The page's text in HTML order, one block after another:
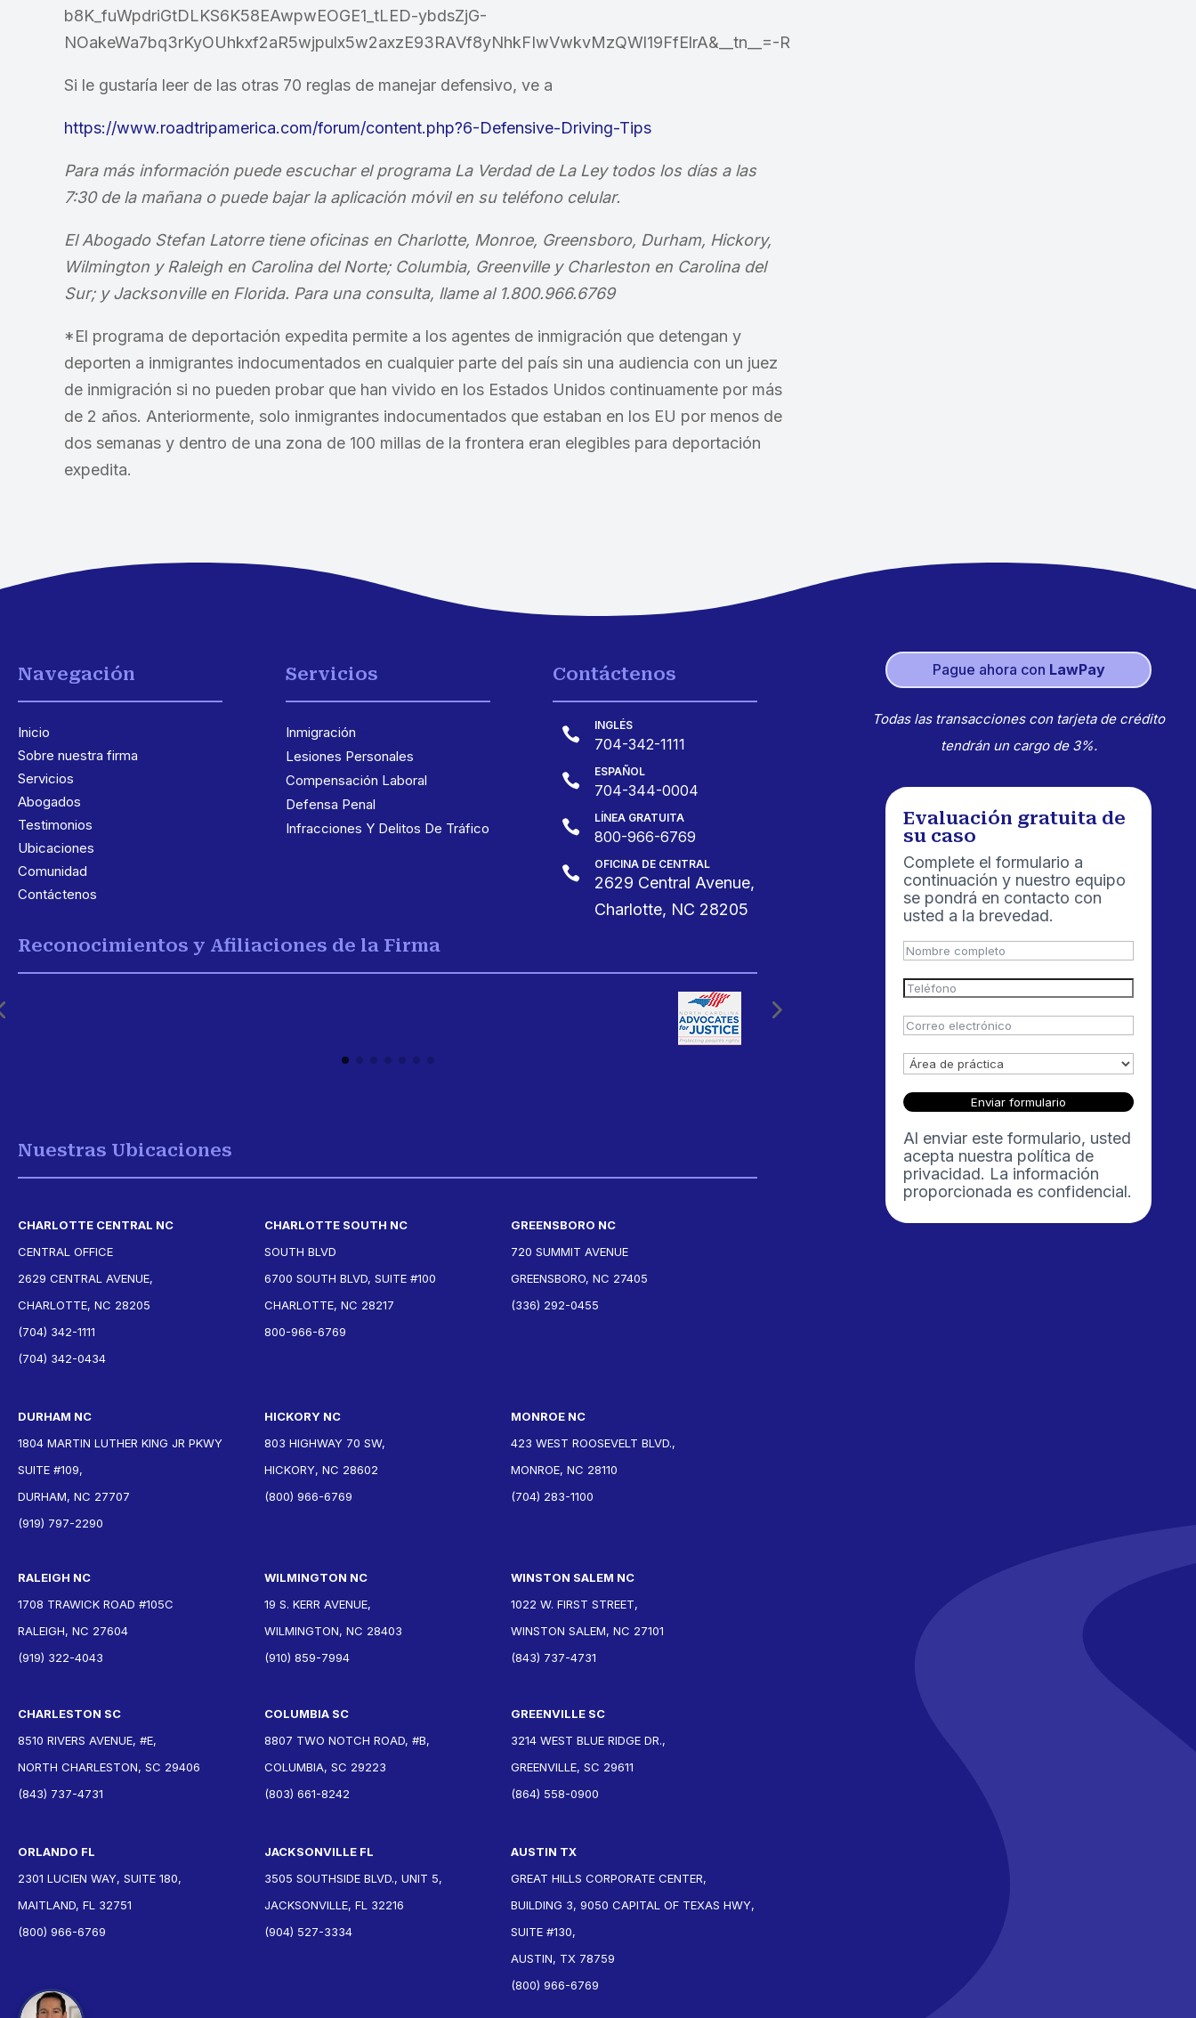
b8K_fuWpdriGtDLKS6K58EAwpwEOGE1_tLED-ybdsZjG-
NOakeWa7bq3rKyOUhkxf2aR5wjpulx5w2axzE93RAVf8yNhkFIwVwkvMzQWl19FfElrA&__tn__=-R
Si le gustaría leer de las otras 70 reglas de manejar defensivo, ve a
https://www.roadtripamerica.com/forum/content.php?6-Defensive-Driving-Tips
Para más información puede escuchar el programa La Verdad de La Ley todos los días a las
7:30 de la mañana o puede bajar la aplicación móvil en su teléfono celular.
El Abogado Stefan Latorre tiene oficinas en Charlotte, Monroe, Greensboro, Durham, Hickory,
Wilmington y Raleigh en Carolina del Norte; Columbia, Greenville y Charleston en Carolina del
Sur; y Jacksonville en Florida. Para una consulta, llame al 1.800.966.6769
*El programa de deportación expedita permite a los agentes de inmigración que detengan y
deporten a inmigrantes indocumentados en cualquier parte del país sin una audiencia con un juez
de inmigración si no pueden probar que han vivido en los Estados Unidos continuamente por más
de 2 años. Anteriormente, solo inmigrantes indocumentados que estaban en los EU por menos de
dos semanas y dentro de una zona de 100 millas de la frontera eran elegibles para deportación
expedita.
Navegación
Inicio
Sobre nuestra firma
Servicios
Abogados
Testimonios
Ubicaciones
Comunidad
Contáctenos
Servicios
Inmigración
Lesiones Personales
Compensación Laboral
Defensa Penal
Infracciones Y Delitos De Tráfico
Contáctenos
 INGLÉS
704-342-1111
 ESPAÑOL
704-344-0004
 LÍNEA GRATUITA
800-966-6769
 OFICINA DE CENTRAL
2629 Central Avenue,
Charlotte, NC 28205
Reconocimientos y Afiliaciones de la Firma
Nuestras Ubicaciones
CHARLOTTE CENTRAL NC
CENTRAL OFFICE
2629 CENTRAL AVENUE,
CHARLOTTE, NC 28205
(704) 342-1111
(704) 342-0434
CHARLOTTE SOUTH NC
SOUTH BLVD
6700 SOUTH BLVD, SUITE #100
CHARLOTTE, NC 28217
800-966-6769
GREENSBORO NC
720 SUMMIT AVENUE
GREENSBORO, NC 27405
(336) 292-0455
DURHAM NC
1804 MARTIN LUTHER KING JR PKWY
SUITE #109,
DURHAM, NC 27707
(919) 797-2290
HICKORY NC
803 HIGHWAY 70 SW,
HICKORY, NC 28602
(800) 966-6769
MONROE NC
423 WEST ROOSEVELT BLVD.,
MONROE, NC 28110
(704) 283-1100
RALEIGH NC
1708 TRAWICK ROAD #105C
RALEIGH, NC 27604
(919) 322-4043
WILMINGTON NC
19 S. KERR AVENUE,
WILMINGTON, NC 28403
(910) 859-7994
WINSTON SALEM NC
1022 W. FIRST STREET,
WINSTON SALEM, NC 27101
(843) 737-4731
CHARLESTON SC
8510 RIVERS AVENUE, #E,
NORTH CHARLESTON, SC 29406
(843) 737-4731
COLUMBIA SC
8807 TWO NOTCH ROAD, #B,
COLUMBIA, SC 29223
(803) 661-8242
GREENVILLE SC
3214 WEST BLUE RIDGE DR.,
GREENVILLE, SC 29611
(864) 558-0900
ORLANDO FL
2301 LUCIEN WAY, SUITE 180,
MAITLAND, FL 32751
(800) 966-6769
JACKSONVILLE FL
3505 SOUTHSIDE BLVD., UNIT 5,
JACKSONVILLE, FL 32216
(904) 527-3334
AUSTIN TX
GREAT HILLS CORPORATE CENTER,
BUILDING 3, 9050 CAPITAL OF TEXAS HWY,
SUITE #130,
AUSTIN, TX 78759
(800) 966-6769
Pague ahora con LawPay
Todas las transacciones con tarjeta de crédito
tendrán un cargo de 3%.
Evaluación gratuita de
su caso
Complete el formulario a
continuación y nuestro equipo
se pondrá en contacto con
usted a la brevedad.
Enviar formulario
Al enviar este formulario, usted
acepta nuestra política de
privacidad. La información
proporcionada es confidencial.